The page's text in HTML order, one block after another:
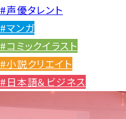
#声優タレント
#マンガ
#コミックイラスト
#小説クリエイト
#日本語＆ビジネス